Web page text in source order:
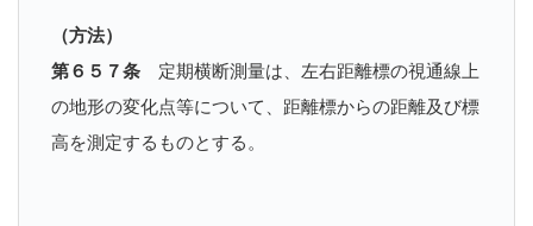
（方法）
第６５７条 定期横断測量は、左右距離標の視通線上
の地形の変化点等について、距離標からの距離及び標
高を測定するものとする。